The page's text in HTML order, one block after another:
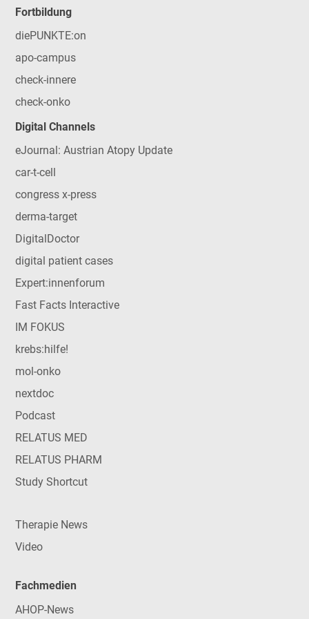
Fortbildung
diePUNKTE:on
apo-campus
check-innere
check-onko
Digital Channels
eJournal: Austrian Atopy Update
car-t-cell
congress x-press
derma-target
DigitalDoctor
digital patient cases
Expert:innenforum
Fast Facts Interactive
IM FOKUS
krebs:hilfe!
mol-onko
nextdoc
Podcast
RELATUS MED
RELATUS PHARM
Study Shortcut
Therapie News
Video
Fachmedien
AHOP-News